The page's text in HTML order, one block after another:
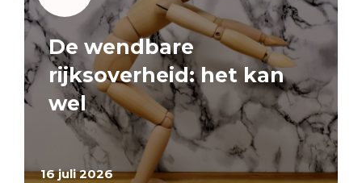
16 juli 2026
De wendbare
rijksoverheid: het kan
wel